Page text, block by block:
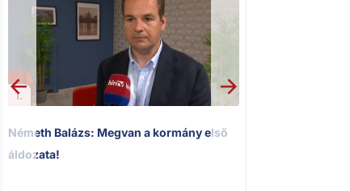
1.
Németh Balázs: Megvan a kormány első
áldozata!